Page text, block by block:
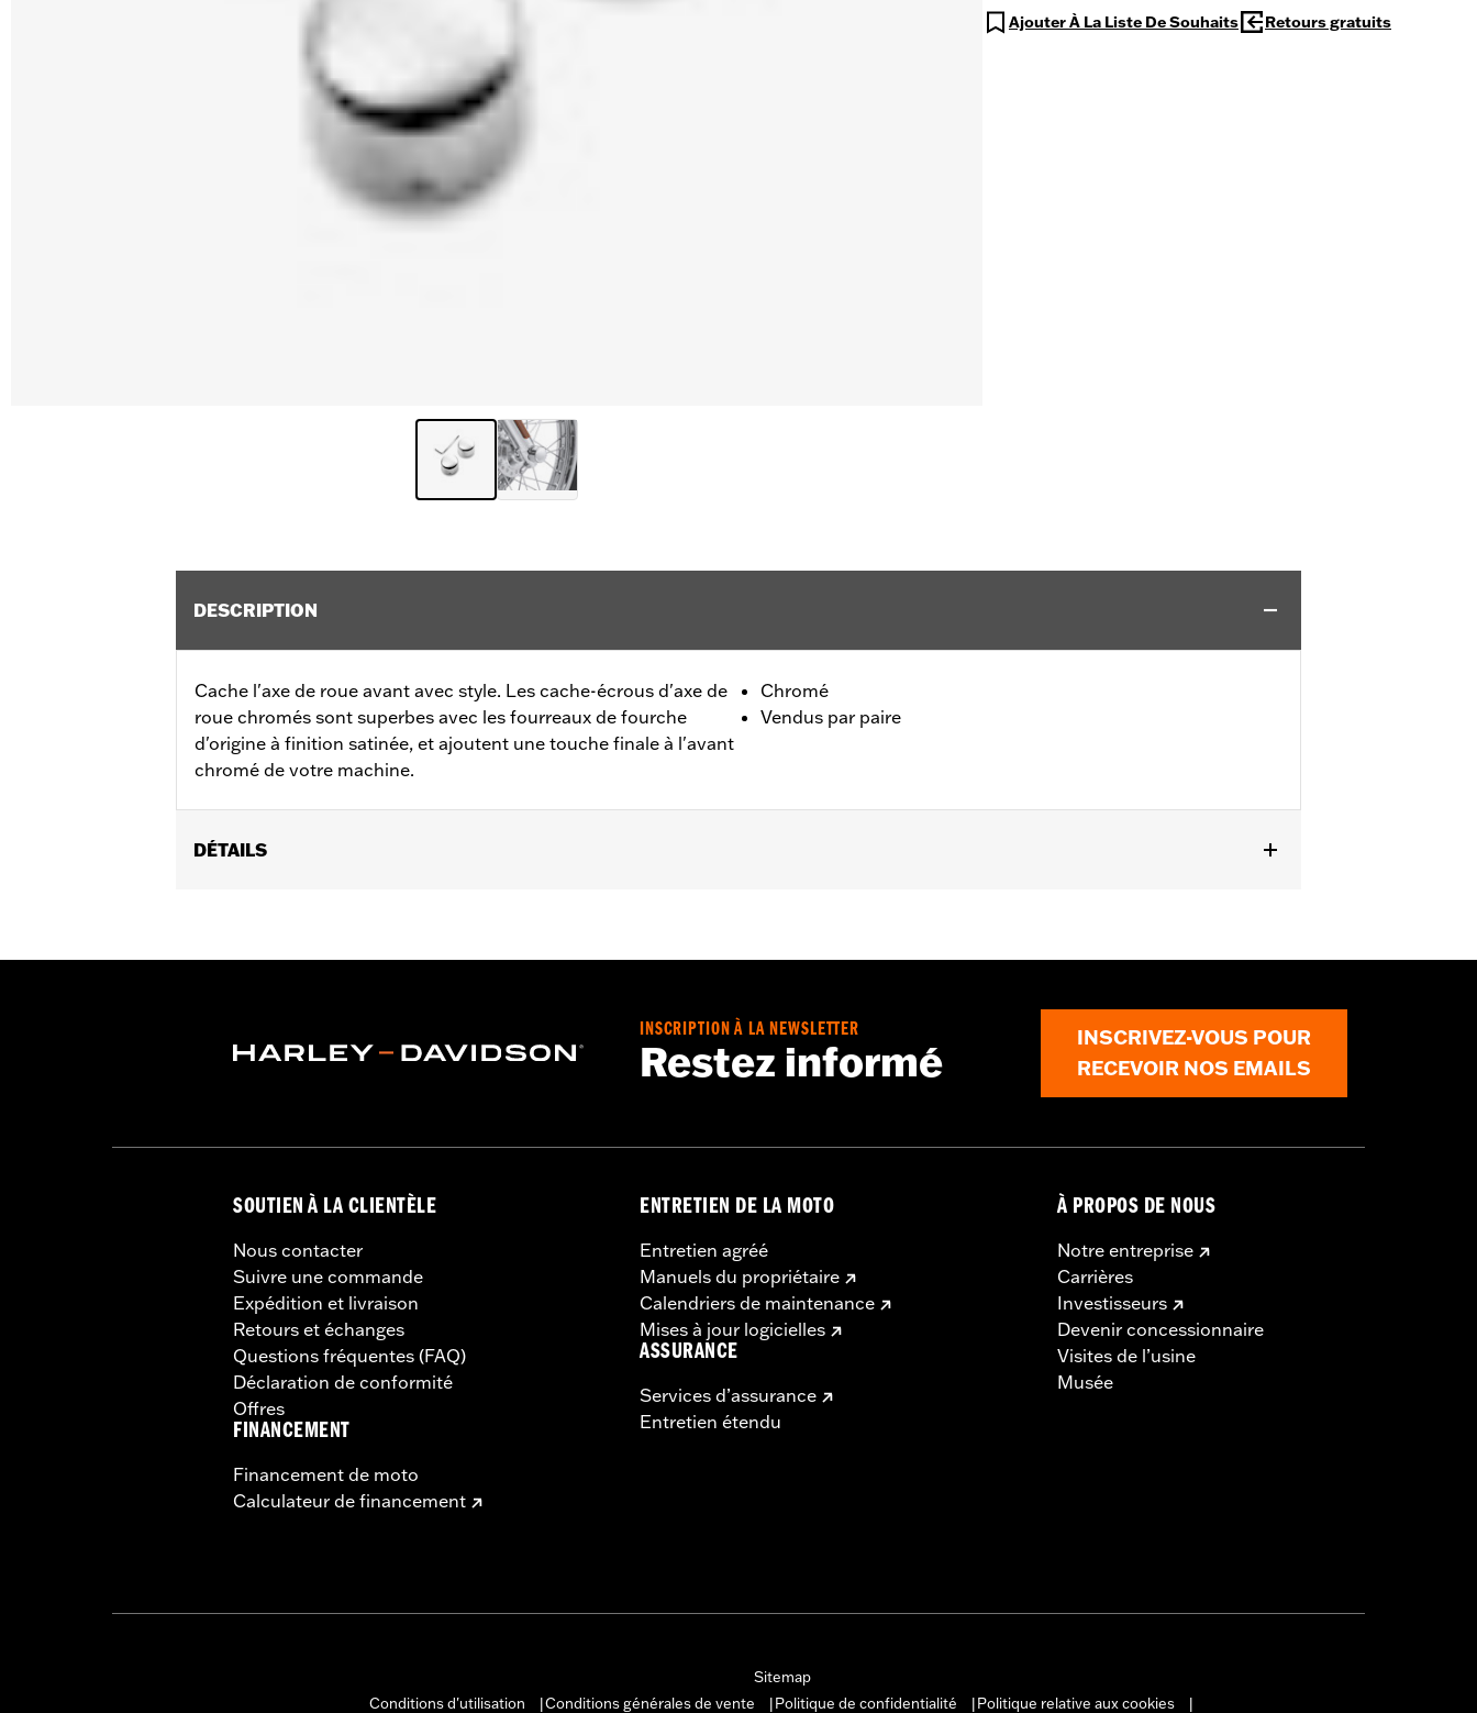
Ajouter À La Liste De Souhaits Retours gratuits
DESCRIPTION
Cache l'axe de roue avant avec style. Les cache-écrous d'axe de
roue chromés sont superbes avec les fourreaux de fourche
d'origine à finition satinée, et ajoutent une touche finale à l'avant
chromé de votre machine.
Chromé
Vendus par paire
DÉTAILS
Matière:Aluminium Billet
INSCRIPTION À LA NEWSLETTER
Restez informé
INSCRIVEZ-VOUS POUR
RECEVOIR NOS EMAILS
SOUTIEN À LA CLIENTÈLE
Nous contacter
Suivre une commande
Expédition et livraison
Retours et échanges
Questions fréquentes (FAQ)
Déclaration de conformité
Offres
FINANCEMENT
Financement de moto
Calculateur de financement
ENTRETIEN DE LA MOTO
Entretien agréé
Manuels du propriétaire
Calendriers de maintenance
Mises à jour logicielles
ASSURANCE
Services d’assurance
Entretien étendu
À PROPOS DE NOUS
Notre entreprise
Carrières
Investisseurs
Devenir concessionnaire
Visites de l’usine
Musée
Sitemap
Conditions d'utilisation
Conditions générales de vente Politique de confidentialité Politique relative aux cookies